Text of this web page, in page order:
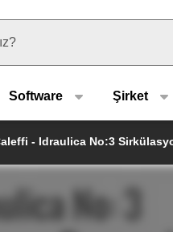
Software Şirket
- Idraulica No:3